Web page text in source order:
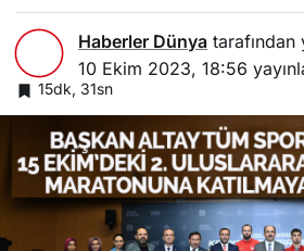
Haberler Dünya tarafından
10 Ekim 2023, 18:56
15dk, 31sn